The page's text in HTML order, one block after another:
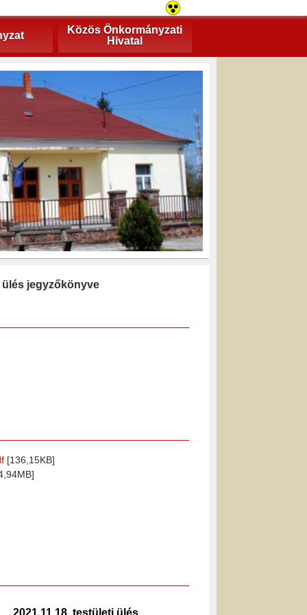
Közös Önkormányzati
Hivatal
ülés jegyzőkönyve
[136,15KB]